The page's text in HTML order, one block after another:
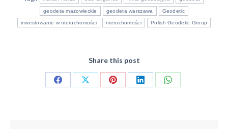
geodeta mazowieckie geodeta warszawa Geodetic
inwestowanie w nieruchomości nieruchomości Polish Geodetic Group
Share this post
Share
Share
Share
Share
Share